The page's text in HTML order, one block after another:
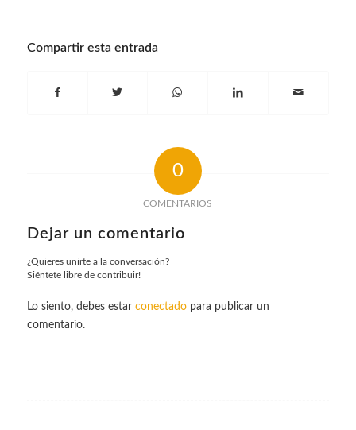
Compartir esta entrada
0
COMENTARIOS
Dejar un comentario
¿Quieres unirte a la conversación?
Siéntete libre de contribuir!
Lo siento, debes estar conectadopara publicar un
comentario.